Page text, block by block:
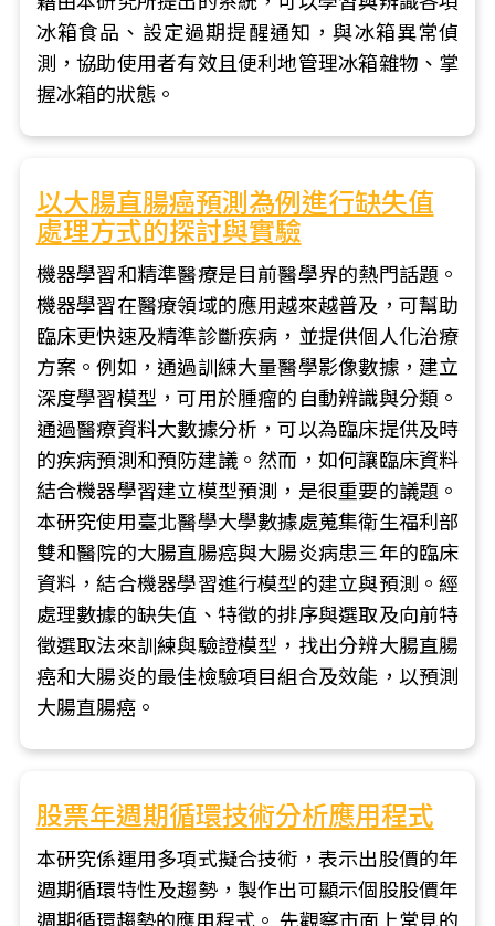
冰箱食品、設定過期提醒通知，與冰箱異常偵
測，協助使用者有效且便利地管理冰箱雜物、掌
握冰箱的狀態。
以大腸直腸癌預測為例進行缺失值
處理方式的探討與實驗
機器學習和精準醫療是目前醫學界的熱門話題。
機器學習在醫療領域的應用越來越普及，可幫助
臨床更快速及精準診斷疾病，並提供個人化治療
方案。例如，通過訓練大量醫學影像數據，建立
深度學習模型，可用於腫瘤的自動辨識與分類。
通過醫療資料大數據分析，可以為臨床提供及時
的疾病預測和預防建議。然而，如何讓臨床資料
結合機器學習建立模型預測，是很重要的議題。
本研究使用臺北醫學大學數據處蒐集衛生福利部
雙和醫院的大腸直腸癌與大腸炎病患三年的臨床
資料，結合機器學習進行模型的建立與預測。經
處理數據的缺失值、特徵的排序與選取及向前特
徵選取法來訓練與驗證模型，找出分辨大腸直腸
癌和大腸炎的最佳檢驗項目組合及效能，以預測
大腸直腸癌。
股票年週期循環技術分析應用程式
本研究係運用多項式擬合技術，表示出股價的年
週期循環特性及趨勢，製作出可顯示個股股價年
週期循環趨勢的應用程式。 先觀察市面上常見的